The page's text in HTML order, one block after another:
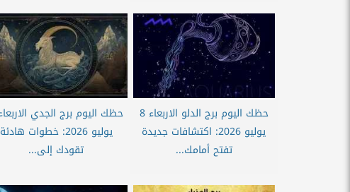
حظك اليوم برج الدلو الاربعاء 8
يوليو 2026: اكتشافات جديدة
تفتح أمامك...
يوليو 2026: خطوات هادئة
تقودك إلى...